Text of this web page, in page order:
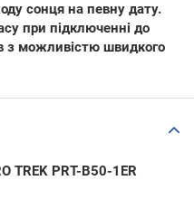
сонця на певну дату.
при підключенні до
з можливістю швидкого
TREK PRT-B50-1ER